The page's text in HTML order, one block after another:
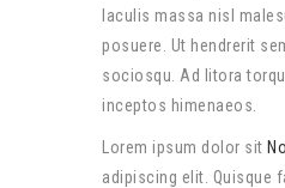
Iaculis massa nisl
posuere. Ut hendrerit
sociosqu. Ad litora
inceptos himenaeos.
Lorem ipsum dolor sit
adipiscing elit. Quisque